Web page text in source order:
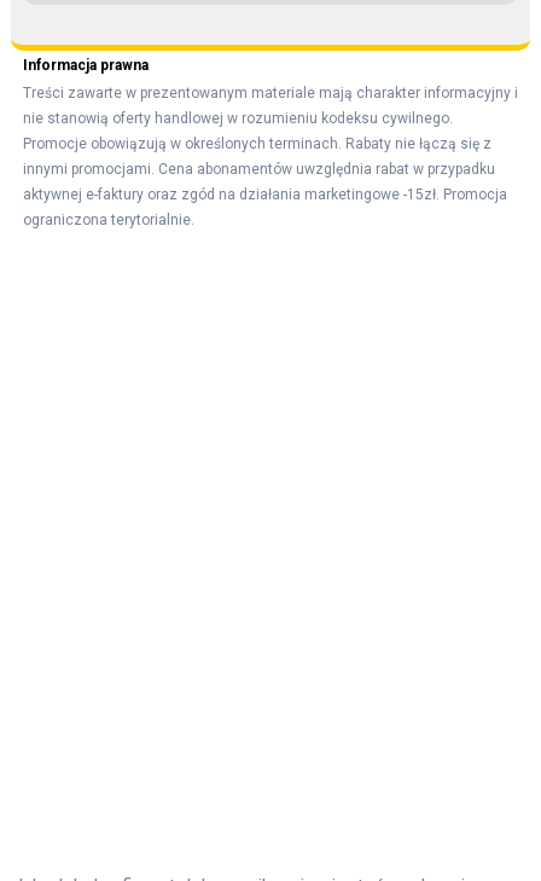
a
t
h
i
s
Informacja prawna
Treści zawarte w prezentowanym materiale mają charakter informacyjny i
nie stanowią oferty handlowej w rozumieniu kodeksu cywilnego.
Promocje obowiązują w określonych terminach. Rabaty nie łączą się z
innymi promocjami. Cena abonamentów uwzględnia rabat w przypadku
aktywnej e-faktury oraz zgód na działania marketingowe -15zł. Promocja
ograniczona terytorialnie.